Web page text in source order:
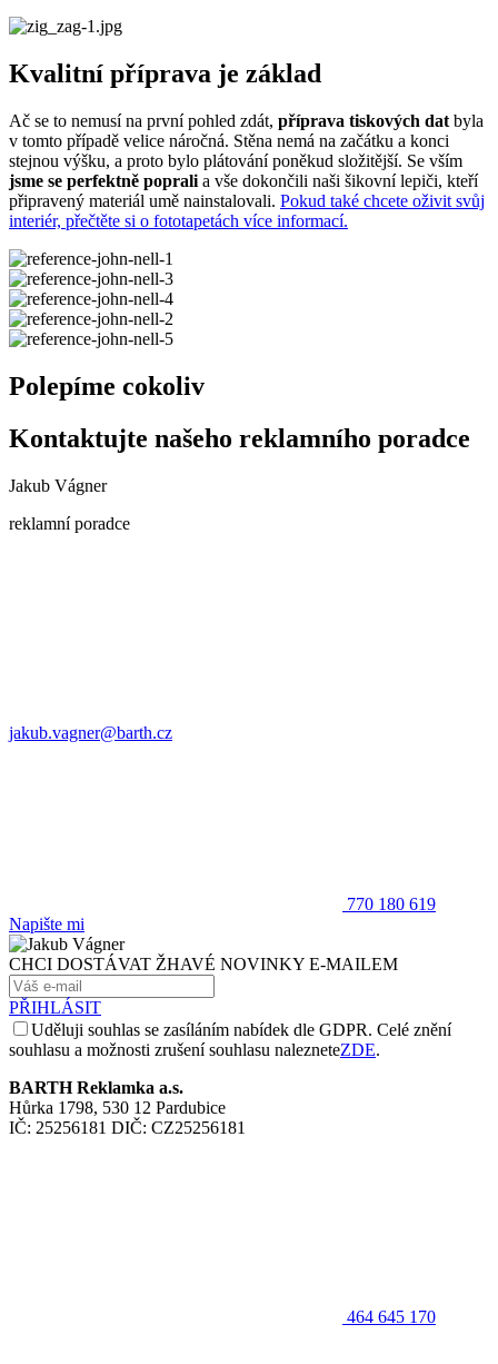
Kvalitní příprava je základ
Ač se to nemusí na první pohled zdát, příprava tiskových dat byla
v tomto případě velice náročná. Stěna nemá na začátku a konci
stejnou výšku, a proto bylo plátování poněkud složitější. Se vším
jsme se perfektně poprali a vše dokončili naši šikovní lepiči, kteří
připravený materiál umě nainstalovali. Pokud také chcete oživit svůj
interiér, přečtěte si o fototapetách více informací.
Polepíme cokoliv
Kontaktujte našeho reklamního poradce
Jakub Vágner
reklamní poradce
jakub.vagner@barth.cz
770 180 619
Napište mi
CHCI DOSTÁVAT ŽHAVÉ NOVINKY E-MAILEM
PŘIHLÁSIT
Uděluji souhlas se zasíláním nabídek dle GDPR. Celé znění
souhlasu a možnosti zrušení souhlasu nalezneteZDE.
BARTH Reklamka a.s.
Hůrka 1798, 530 12 Pardubice
IČ: 25256181 DIČ: CZ25256181
464 645 170